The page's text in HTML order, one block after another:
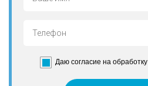
Даю согласие на обработку